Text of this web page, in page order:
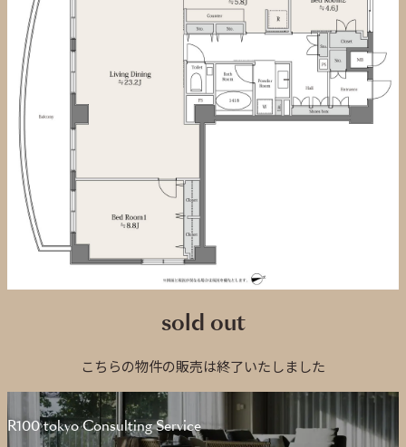
sold out
こちらの物件の販売は終了いたしました
R100 tokyo Consulting Service